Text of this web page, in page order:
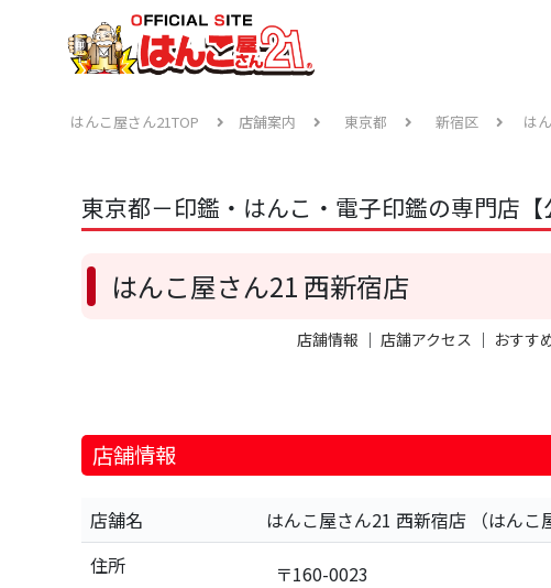
はんこ屋さん21TOP 店舗案内 東京都 新宿区 は
東京都－印鑑・はんこ・電子印鑑の専門店
はんこ屋さん21 西新宿店
店舗情報 ｜ 店舗アクセス ｜ おすす
店舗情報
店舗名 はんこ屋さん21 西新宿店
（はん
住所
〒160-0023